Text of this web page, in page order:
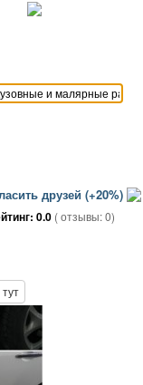
друзей (+20%)
0.0 ( отзывы:0)